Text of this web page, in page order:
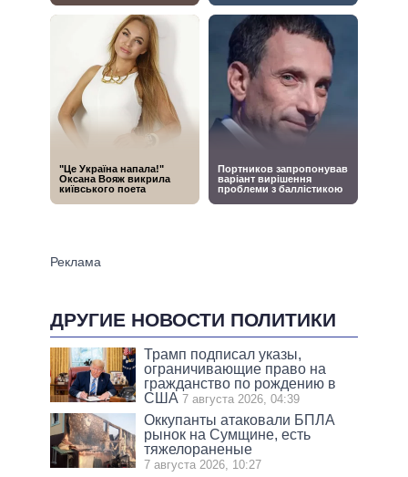
ДРУГИЕ НОВОСТИ ПОЛИТИКИ
Трамп подписал указы,
ограничивающие право на
гражданство по рождению в
США 7 августа 2026, 04:39
Оккупанты атаковали БПЛА
рынок на Сумщине, есть
тяжелораненые
7 августа 2026, 10:27